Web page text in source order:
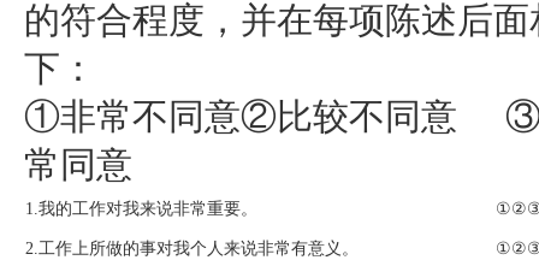
的符合程度，并在每项陈述后
下：
①非常不同意②比较不同意
常同意
1.我的工作对我来说非常重要。
2.工作上所做的事对我个人来说非常有意义。